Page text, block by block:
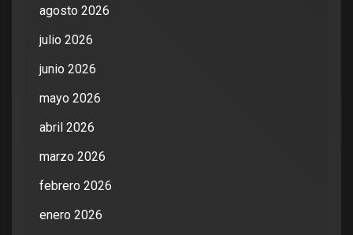
agosto 2026
julio 2026
junio 2026
mayo 2026
abril 2026
marzo 2026
febrero 2026
enero 2026